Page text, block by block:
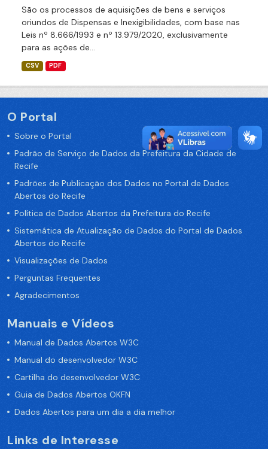
São os processos de aquisições de bens e serviços
oriundos de Dispensas e Inexigibilidades, com base nas
Leis nº 8.666/1993 e nº 13.979/2020, exclusivamente
para as ações de...
CSV PDF
O Portal
Sobre o Portal
Padrão de Serviço de Dados da Prefeitura da Cidade de
Recife
Padrões de Publicação dos Dados no Portal de Dados
Abertos do Recife
Política de Dados Abertos da Prefeitura do Recife
Sistemática de Atualização de Dados do Portal de Dados
Abertos do Recife
Visualizações de Dados
Perguntas Frequentes
Agradecimentos
Manuais e Vídeos
Manual de Dados Abertos W3C
Manual do desenvolvedor W3C
Cartilha do desenvolvedor W3C
Guia de Dados Abertos OKFN
Dados Abertos para um dia a dia melhor
Links de Interesse